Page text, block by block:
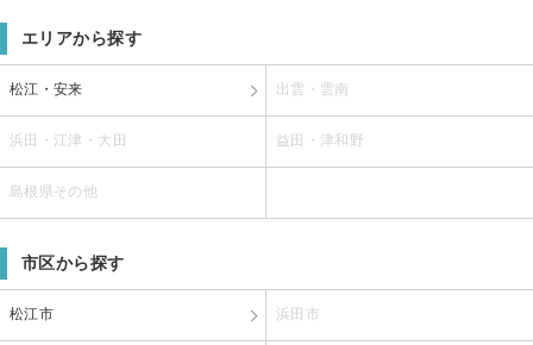
エリアから探す
松江・安来 出雲・雲南
浜田・江津・大田 益田・津和野
島根県その他
市区から探す
松江市 浜田市